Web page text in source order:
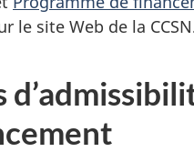
le site Web de la